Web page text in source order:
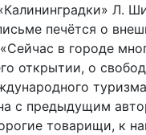
Л.
печётся о
в городе
открытии, о
с предыдущим
товарищи, к